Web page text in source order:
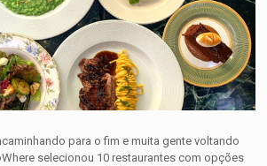
para o fim e muita gente voltando
selecionou 10 restaurantes com opções